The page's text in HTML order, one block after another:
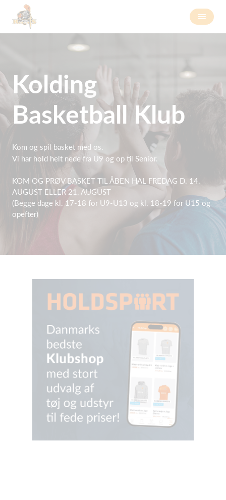
Kolding
Basketball Klub
Kom og spil basket med os.
Vi har hold helt nede fra U9 og op til Senior.
KOM OG PRØV BASKET TIL ÅBEN HAL FREDAG D. 14.
AUGUST ELLER 21. AUGUST
(Begge dage kl. 17-18 for U9-U13 og kl. 18-19 for U15 og
opefter)